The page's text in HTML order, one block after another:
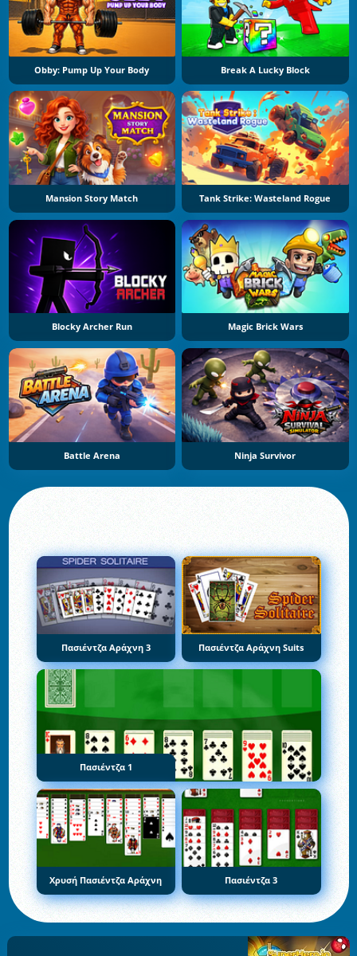
Obby: Pump Up Your Body Break A Lucky Block
Mansion Story Match Tank Strike: Wasteland Rogue
Blocky Archer Run Magic Brick Wars
Battle Arena Ninja Survivor
Πασιέντζα Αράχνη 3 Πασιέντζα Αράχνη Suits
Πασιέντζα 1
Χρυσή Πασιέντζα Αράχνη Πασιέντζα 3